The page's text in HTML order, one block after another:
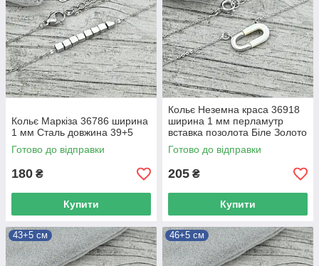
Кольє Маркіза 36786 ширина
1 мм Сталь довжина 39+5
Готово до відправки
180 ₴
Купити
Кольє Неземна краса 36918
ширина 1 мм перламутр
вставка позолота Біле Золото
довжина 45
Готово до відправки
205 ₴
Купити
43+5 см 46+5 см